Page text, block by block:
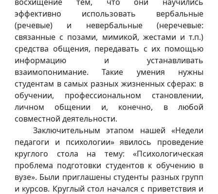
эффективно использовать вербальные
(речевые) и невербальные (неречевые:
связанные с позами, мимикой, жестами и т.п.)
средства общения, передавать с их помощью
информацию и устанавливать
взаимопонимание. Такие умения нужны
студентам в самых разных жизненных сферах: в
обучении, профессиональном становлении,
личном общении и, конечно, в любой
совместной деятельности.
Заключительным этапом нашей «Недели
педагоги и психологии» явилось проведение
круглого стола на тему: «Психологическая
проблема подготовки студентов к обучению в
вузе». Были приглашены студенты разных групп
и курсов. Круглый стол начался с приветствия и